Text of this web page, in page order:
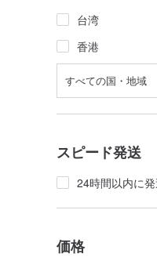
台湾
香港
すべての国・地域
スピード発送
24時間以内に
価格